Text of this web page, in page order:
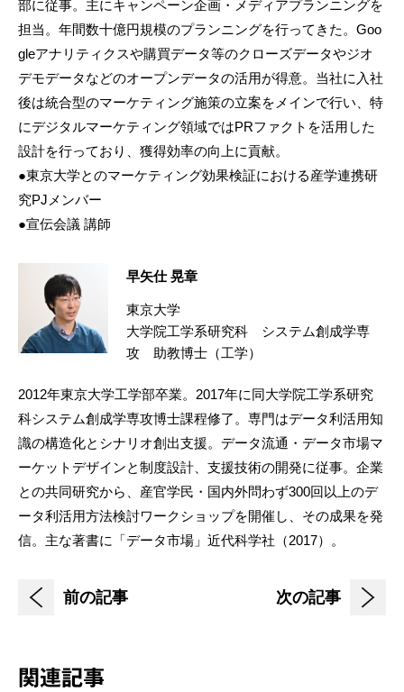
部に従事。主にキャンペーン企画・メディアプランニングを
担当。年間数十億円規模のプランニングを行ってきた。Goo
gleアナリティクスや購買データ等のクローズデータやジオ
デモデータなどのオープンデータの活用が得意。当社に入社
後は統合型のマーケティング施策の立案をメインで行い、特
にデジタルマーケティング領域ではPRファクトを活用した
設計を行っており、獲得効率の向上に貢献。
●東京大学とのマーケティング効果検証における産学連携研
究PJメンバー
●宣伝会議 講師
早矢仕 晃章
東京大学
大学院工学系研究科 システム創成学専
攻 助教博士（工学）
2012年東京大学工学部卒業。2017年に同大学院工学系研究
科システム創成学専攻博士課程修了。専門はデータ利活用知
識の構造化とシナリオ創出支援。データ流通・データ市場マ
ーケットデザインと制度設計、支援技術の開発に従事。企業
との共同研究から、産官学民・国内外問わず300回以上のデ
ータ利活用方法検討ワークショップを開催し、その成果を発
信。主な著書に「データ市場」近代科学社（2017）。
前の記事 次の記事
関連記事